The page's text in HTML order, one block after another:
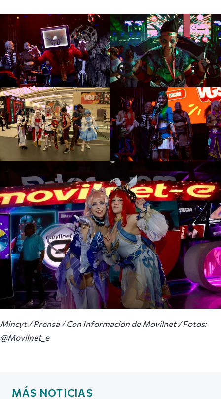
Mincyt / Prensa / Con Información de Movilnet / Fotos:
@Movilnet_e
MÁS NOTICIAS